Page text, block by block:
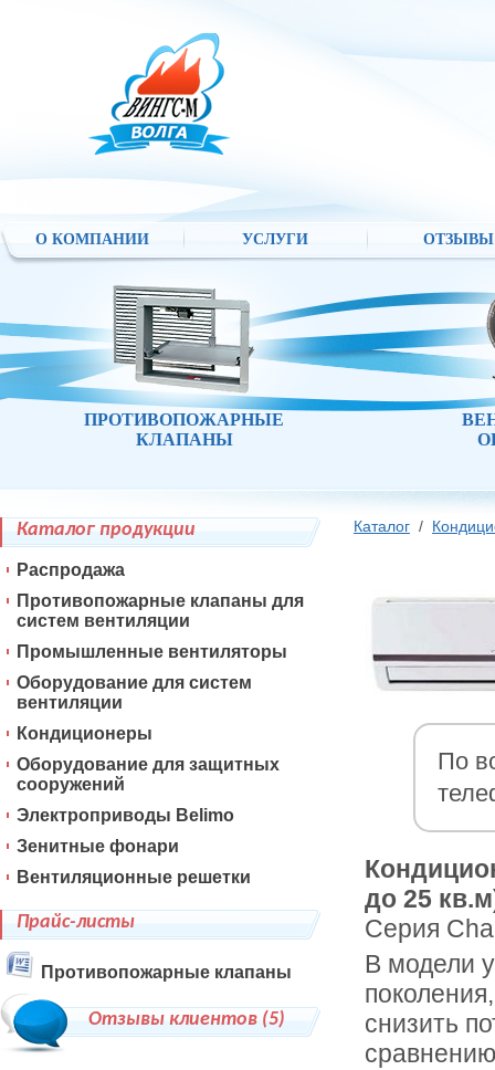
О КОМПАНИИ УСЛУГИ ОТЗЫВЫ
ПРОТИВОПОЖАРНЫЕ
КЛАПАНЫ
Каталог /
По
до 25
Серия
В модели
снизить
Каталог продукции
Распродажа
Противопожарные клапаны для
систем вентиляции
Промышленные вентиляторы
Оборудование для систем
вентиляции
Кондиционеры
Оборудование для защитных
сооружений
Электроприводы Belimo
Зенитные фонари
Вентиляционные решетки
Прайс-листы
Противопожарные клапаны
Отзывы клиентов (5)